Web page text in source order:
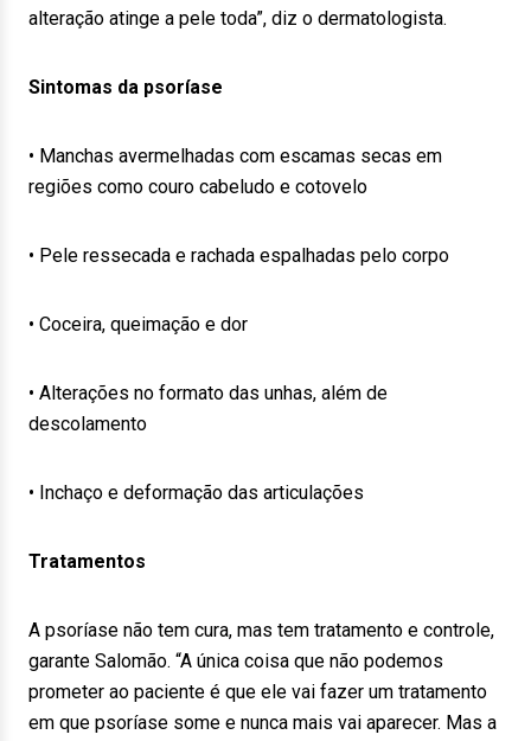
alteração atinge a pele toda”, diz o dermatologista.
Sintomas da psoríase
• Manchas avermelhadas com escamas secas em
regiões como couro cabeludo e cotovelo
• Pele ressecada e rachada espalhadas pelo corpo
• Coceira, queimação e dor
• Alterações no formato das unhas, além de
descolamento
• Inchaço e deformação das articulações
Tratamentos
A psoríase não tem cura, mas tem tratamento e controle,
garante Salomão. “A única coisa que não podemos
prometer ao paciente é que ele vai fazer um tratamento
em que psoríase some e nunca mais vai aparecer. Mas a